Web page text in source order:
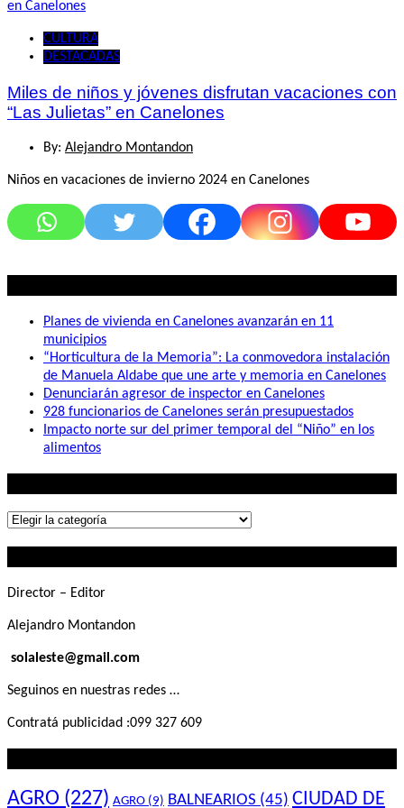
CULTURA
DESTACADAS
Miles de niños y jóvenes disfrutan vacaciones con
“Las Julietas” en Canelones
By: Alejandro Montandon
Niños en vacaciones de invierno 2024 en Canelones
Planes de vivienda en Canelones avanzarán en 11
municipios
“Horticultura de la Memoria”: La conmovedora instalación
de Manuela Aldabe que une arte y memoria en Canelones
Denunciarán agresor de inspector en Canelones
928 funcionarios de Canelones serán presupuestados
Impacto norte sur del primer temporal del “Niño” en los
alimentos
Lo
Director – Editor
Alejandro Montandon
solaleste@gmail.com
Seguinos en nuestras redes …
Contratá publicidad :099 327 609
AGRO (227) AGRO (9) BALNEARIOS (45) CIUDAD DE